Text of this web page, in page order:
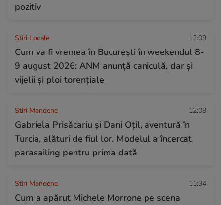
pozitiv
Știri Locale 12:09
Cum va fi vremea în București în weekendul 8-
9 august 2026: ANM anunță caniculă, dar și
vijelii și ploi torențiale
Stiri Mondene 12:08
Gabriela Prisăcariu și Dani Oțil, aventură în
Turcia, alături de fiul lor. Modelul a încercat
parasailing pentru prima dată
Stiri Mondene 11:34
Cum a apărut Michele Morrone pe scena